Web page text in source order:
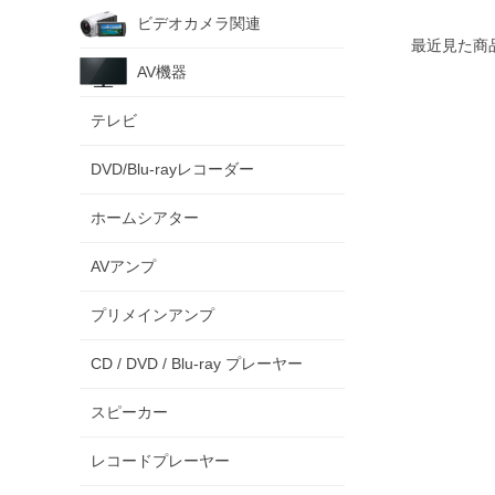
ビデオカメラ関連
AV機器
テレビ
DVD/Blu-rayレコーダー
ホームシアター
AVアンプ
プリメインアンプ
CD / DVD / Blu-ray プレーヤー
スピーカー
レコードプレーヤー
最近見た商